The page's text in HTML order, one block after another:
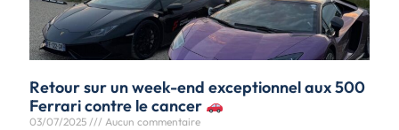
Retour sur un week-end exceptionnel aux 500
Ferrari contre le cancer
03/07/2025 Aucun commentaire